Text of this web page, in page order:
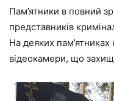
Пам’ятники в повний
представників
На деяких пам’ятниках
відеокамери, що